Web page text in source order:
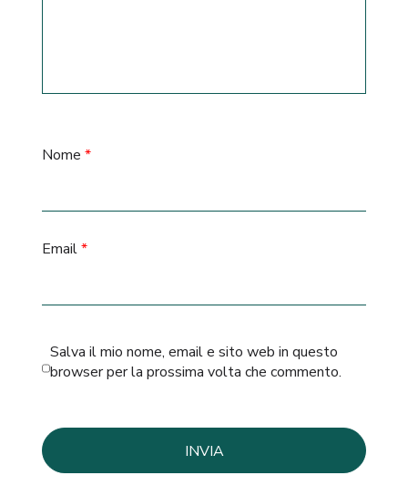
Nome *
Email*
Salva il mio nome, email e sito web in questo
browser per la prossima volta che commento.